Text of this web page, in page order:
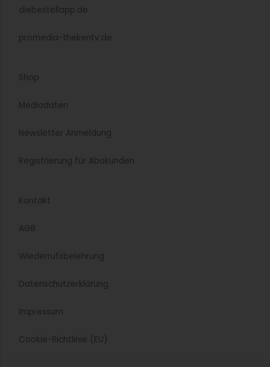
diebestellapp.de
promedia-thekentv.de
Shop
Mediadaten
Newsletter Anmeldung
Registrierung für Abokunden
Kontakt
AGB
Wiederrufsbelehrung
Datenschutzerklärung
Impressum
Cookie-Richtlinie (EU)